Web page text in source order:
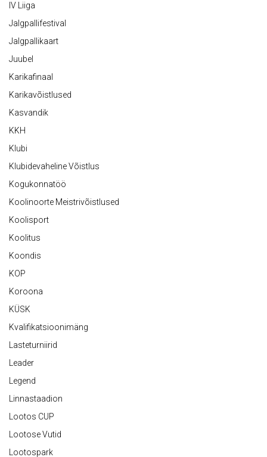
IV Liiga
Jalgpallifestival
Jalgpallikaart
Juubel
Karikafinaal
Karikavõistlused
Kasvandik
KKH
Klubi
Klubidevaheline Võistlus
Kogukonnatöö
Koolinoorte Meistrivõistlused
Koolisport
Koolitus
Koondis
KOP
Koroona
KÜSK
Kvalifikatsioonimäng
Lasteturniirid
Leader
Legend
Linnastaadion
Lootos CUP
Lootose Vutid
Lootospark